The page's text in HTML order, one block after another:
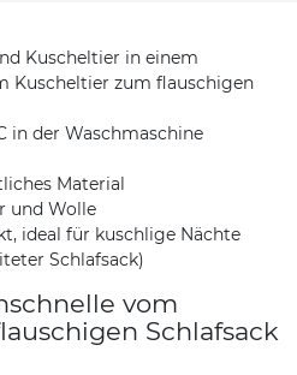
Kuscheltier in einem
Kuscheltier zum flauschigen
in der Waschmaschine
Material
und Wolle
ideal für kuschlige Nächte
Schlafsack)
vom
Schlafsack